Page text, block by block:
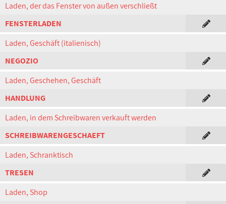
Laden, der das Fenster von außen verschließt
FENSTERLADEN
Laden, Geschäft (italienisch)
NEGOZIO
Laden, Geschehen, Geschäft
HANDLUNG
Laden, in dem Schreibwaren verkauft werden
SCHREIBWARENGESCHAEFT
Laden, Schranktisch
TRESEN
Laden, Shop